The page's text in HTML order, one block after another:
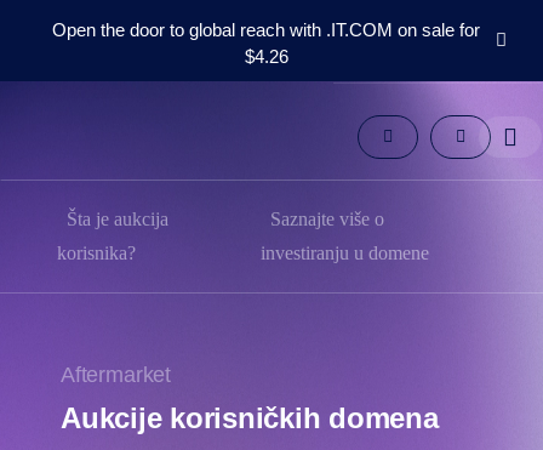
Open the door to global reach with .IT.COM on sale for
$4.26
Alati
Podrška
English
中
文
العربية
Šta je aukcija
korisnika?
Saznajte više o
investiranju u domene
Aftermarket
Aukcije korisničkih domena